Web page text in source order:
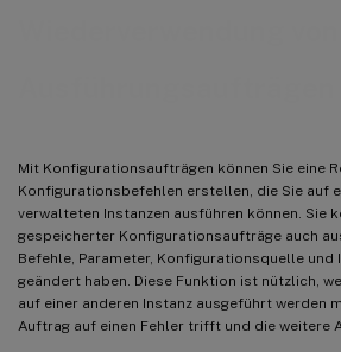
Mit Konfigurationsaufträgen können Sie eine
Konfigurationsbefehlen erstellen, die Sie auf
verwalteten Instanzen ausführen können. Sie
gespeicherter Konfigurationsaufträge auch
Befehle, Parameter, Konfigurationsquelle und
geändert haben. Diese Funktion ist nützlich,
auf einer anderen Instanz ausgeführt werden
Auftrag auf einen Fehler trifft und die weitere